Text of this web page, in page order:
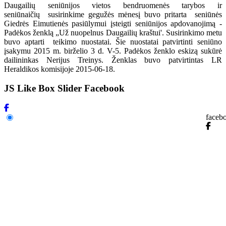
Daugailių seniūnijos vietos bendruomenės tarybos ir
seniūnaičių susirinkime gegužės mėnesį buvo pritarta seniūnės
Giedrės Eimutienės pasiūlymui įsteigti seniūnijos apdovanojimą -
Padėkos ženklą „Už nuopelnus Daugailių kraštui'. Susirinkimo metu
buvo aptarti teikimo nuostatai. Šie nuostatai patvirtinti seniūno
įsakymu 2015 m. birželio 3 d. V-5. Padėkos ženklo eskizą sukūrė
dailininkas Nerijus Treinys. Ženklas buvo patvirtintas LR
Heraldikos komisijoje 2015-06-18.
JS Like Box Slider Facebook